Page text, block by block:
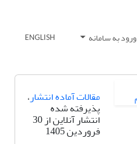
ورود به سامانه ENGLISH
مقالات آماده انتشار،
پذیرفته شده
انتشار آنلاین از 30
فروردین 1405